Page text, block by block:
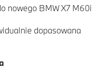
nowego BMW X7 M60i
dopasowana